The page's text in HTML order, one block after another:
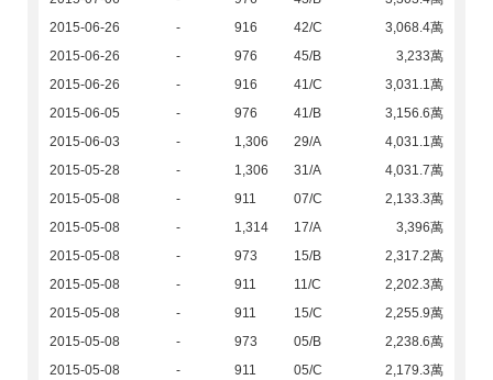
2015-06-26
- 916 42/C
3,068.4萬
2015-06-26
- 976 45/B
3,233萬
2015-06-26
- 916 41/C
3,031.1萬
2015-06-05
- 976 41/B
3,156.6萬
2015-06-03
- 1,306 29/A
4,031.1萬
2015-05-28
- 1,306 31/A
4,031.7萬
2015-05-08
- 911 07/C
2,133.3萬
2015-05-08
- 1,314 17/A
3,396萬
2015-05-08
- 973 15/B
2,317.2萬
2015-05-08
- 911 11/C
2,202.3萬
2015-05-08
- 911 15/C
2,255.9萬
2015-05-08
- 973 05/B
2,238.6萬
2015-05-08
- 911 05/C
2,179.3萬